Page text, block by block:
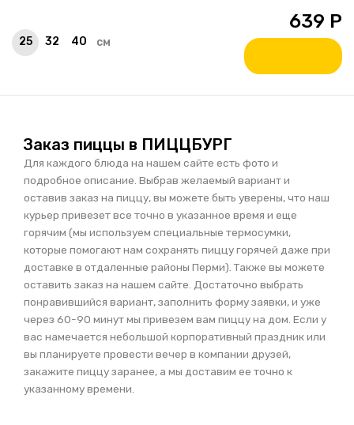
25 32 40 см
639 Р
Заказ пиццы в ПИЦЦБУРГ
Для каждого блюда на нашем сайте есть фото и
подробное описание. Выбрав желаемый вариант и
оставив заказ на пиццу, вы можете быть уверены, что наш
курьер привезет все точно в указанное время и еще
горячим (мы используем специальные термосумки,
которые помогают нам сохранять пиццу горячей даже при
доставке в отдаленные районы Перми). Также вы можете
оставить заказ на нашем сайте. Достаточно выбрать
понравившийся вариант, заполнить форму заявки, и уже
через 60-90 минут мы привезем вам пиццу на дом. Если у
вас намечается небольшой корпоративный праздник или
вы планируете провести вечер в компании друзей,
закажите пиццу заранее, а мы доставим ее точно к
указанному времени.